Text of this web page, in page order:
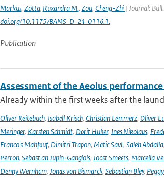
Markus, Zotta, Ruxandra M., Zou, Cheng-Zhi | Journal:
doi.org/10.1175/BAMS-D-24-0116.1.
Publication
Assessment of the Aeolus
Already within the first weeks after the
Oliver Reitebuch, Isabell Krisch, Christian Lemmerz, Oliver
Meringer, Karsten Schmidt, Dorit Huber, Ines Nikolaus,
Francois Mahfouf, Dimitri Trapon, Matic Savli, Saleh Abdalla,
Perron, Sebastian Jupin-Ganglois, Joost Smeets, Marcella
Denny Wernham, Jonas von Bismarck, Sebastian Bley,